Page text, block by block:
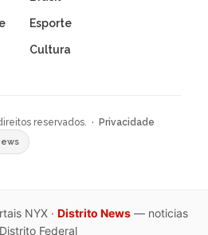
Esporte
Cultura
reservados. · Privacidade
NYX · Distrito News— noticias
Federal